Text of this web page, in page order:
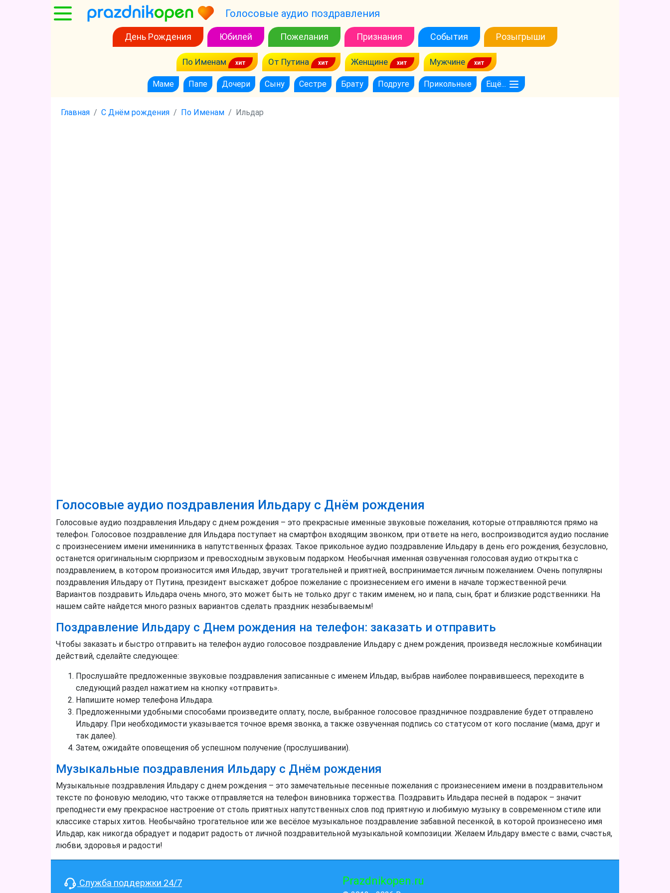
Голосовые аудио поздравления
День Рождения Юбилей Пожелания Признания События Розыгрыши
По Именам От Путина Женщине Мужчине
Маме Папе Дочери Сыну Сестре Брату Подруге Прикольные Ещё...
Главная С Днём рождения По Именам Ильдар
Голосовые аудио поздравления Ильдару с Днём рождения
Голосовые аудио поздравления Ильдару с днем рождения – это прекрасные именные звуковые пожелания, которые отправляются прямо на
телефон. Голосовое поздравление для Ильдара поступает на смартфон входящим звонком, при ответе на него, воспроизводится аудио послание
с произнесением имени именинника в напутственных фразах. Такое прикольное аудио поздравление Ильдару в день его рождения, безусловно,
останется оригинальным сюрпризом и превосходным звуковым подарком. Необычная именная озвученная голосовая аудио открытка с
поздравлением, в котором произносится имя Ильдар, звучит трогательней и приятней, воспринимается личным пожеланием. Очень популярны
поздравления Ильдару от Путина, президент выскажет доброе пожелание с произнесением его имени в начале торжественной речи.
Вариантов поздравить Ильдара очень много, это может быть не только друг с таким именем, но и папа, сын, брат и близкие родственники. На
нашем сайте найдется много разных вариантов сделать праздник незабываемым!
Поздравление Ильдару с Днем рождения на телефон: заказать и отправить
Чтобы заказать и быстро отправить на телефон аудио голосовое поздравление Ильдару с днем рождения, произведя несложные комбинации
действий, сделайте следующее:
Прослушайте предложенные звуковые поздравления записанные с именем Ильдар, выбрав наиболее понравившееся, переходите в
следующий раздел нажатием на кнопку «отправить».
Напишите номер телефона Ильдара.
Предложенными удобными способами произведите оплату, после, выбранное голосовое праздничное поздравление будет отправлено
Ильдару. При необходимости указывается точное время звонка, а также озвученная подпись со статусом от кого послание (мама, друг и
так далее).
Затем, ожидайте оповещения об успешном получение (прослушивании).
Музыкальные поздравления Ильдару с Днём рождения
Музыкальные поздравления Ильдару с днем рождения – это замечательные песенные пожелания с произнесением имени в поздравительном
тексте по фоновую мелодию, что также отправляется на телефон виновника торжества. Поздравить Ильдара песней в подарок – значит
преподнести ему прекрасное настроение от столь приятных напутственных слов под приятную и любимую музыку в современном стиле или
классике старых хитов. Необычайно трогательное или же весёлое музыкальное поздравление забавной песенкой, в которой произнесено имя
Ильдар, как никогда обрадует и подарит радость от личной поздравительной музыкальной композиции. Желаем Ильдару вместе с вами, счастья,
любви, здоровья и радости!
Служба поддержки 24/7 Prazdnikopen.ru